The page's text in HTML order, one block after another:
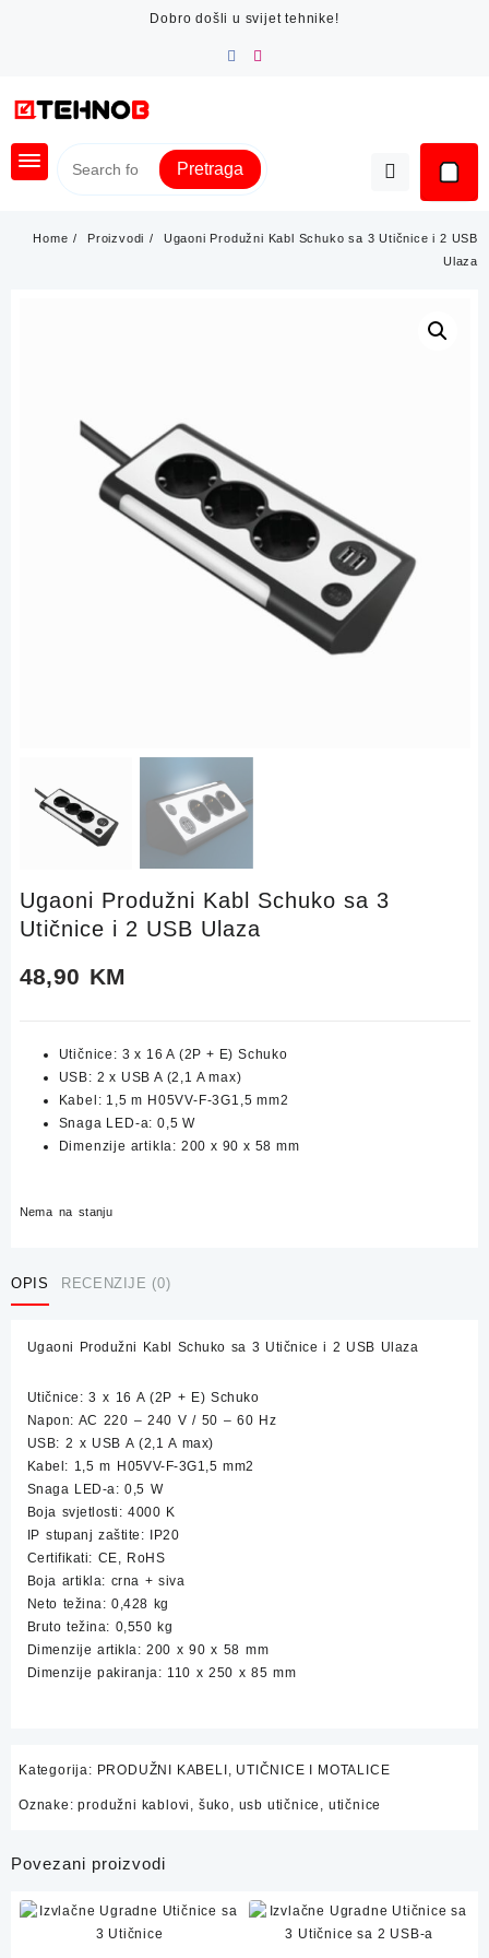
Dobro došli u svijet tehnike!
Pretraga
Home Proizvodi
Ugaoni Produžni Kabl Schuko sa 3 Utičnice i 2 USB
Ulaza
Ugaoni Produžni Kabl Schuko sa 3
Utičnice i 2 USB Ulaza
48,90 KM
Utičnice: 3 x 16 A (2P + E) Schuko
USB: 2 x USB A (2,1 A max)
Kabel: 1,5 m H05VV-F-3G1,5 mm2
Snaga LED-a: 0,5 W
Dimenzije artikla: 200 x 90 x 58 mm
Nema na stanju
OPIS RECENZIJE (0)
Ugaoni Produžni Kabl Schuko sa 3 Utičnice i 2 USB Ulaza
Utičnice: 3 x 16 A (2P + E) Schuko
Napon: AC 220 – 240 V / 50 – 60 Hz
USB: 2 x USB A (2,1 A max)
Kabel: 1,5 m H05VV-F-3G1,5 mm2
Snaga LED-a: 0,5 W
Boja svjetlosti: 4000 K
IP stupanj zaštite: IP20
Certifikati: CE, RoHS
Boja artikla: crna + siva
Neto težina: 0,428 kg
Bruto težina: 0,550 kg
Dimenzije artikla: 200 x 90 x 58 mm
Dimenzije pakiranja: 110 x 250 x 85 mm
Kategorija: PRODUŽNI KABELI, UTIČNICE I MOTALICE
Oznake:produžni kablovi , šuko, usb utičnice , utičnice
Povezani proizvodi